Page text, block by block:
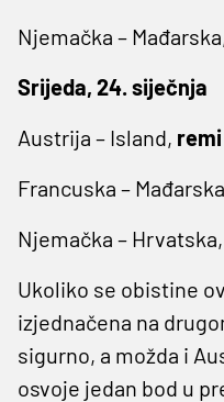
Njemačka –
Srijeda, 24. siječnja
Austrija – Island, remi
Francuska –
Njemačka –
Ukoliko se obistine
izjednačena na
sigurno, a možda i
osvoje jedan bod u